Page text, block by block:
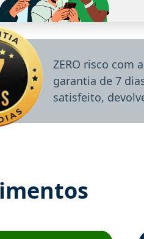
ZERO risco com
garantia de 7
satisfeito,
recomenda o Aprova